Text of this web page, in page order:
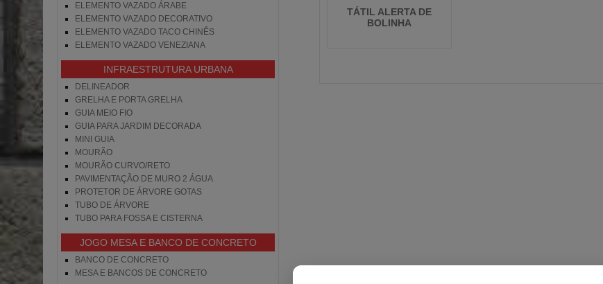
ELEMENTO VAZADO ÁRABE
ELEMENTO VAZADO DECORATIVO
ELEMENTO VAZADO TACO CHINÊS
ELEMENTO VAZADO VENEZIANA
INFRAESTRUTURA URBANA
DELINEADOR
GRELHA E PORTA GRELHA
GUIA MEIO FIO
GUIA PARA JARDIM DECORADA
MINI GUIA
MOURÃO
MOURÃO CURVO/RETO
PAVIMENTAÇÃO DE MURO 2 ÁGUA
PROTETOR DE ÁRVORE GOTAS
TUBO DE ÁRVORE
TUBO PARA FOSSA E CISTERNA
JOGO MESA E BANCO DE CONCRETO
BANCO DE CONCRETO
MESA E BANCOS DE CONCRETO
TÁTIL ALERTA DE
BOLINHA